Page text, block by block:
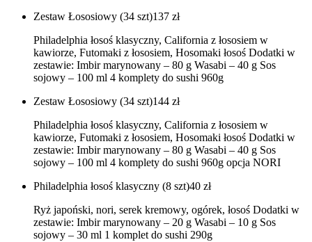
Zestaw Łososiowy (34 szt)137 zł
Philadelphia łosoś klasyczny, California z łososiem w
kawiorze, Futomaki z łososiem, Hosomaki łosoś Dodatki w
zestawie: Imbir marynowany – 80 g Wasabi – 40 g Sos
sojowy – 100 ml 4 komplety do sushi 960g
Zestaw Łososiowy (34 szt)144 zł
Philadelphia łosoś klasyczny, California z łososiem w
kawiorze, Futomaki z łososiem, Hosomaki łosoś Dodatki w
zestawie: Imbir marynowany – 80 g Wasabi – 40 g Sos
sojowy – 100 ml 4 komplety do sushi 960g opcja NORI
Philadelphia łosoś klasyczny (8 szt)40 zł
Ryż japoński, nori, serek kremowy, ogórek, łosoś Dodatki w
zestawie: Imbir marynowany – 20 g Wasabi – 10 g Sos
sojowy – 30 ml 1 komplet do sushi 290g